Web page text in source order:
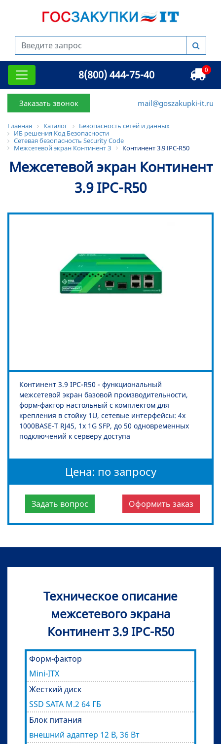
8(800) 444-75-40 0
Заказать звонок mail@goszakupki-it.ru
Главная Каталог
Безопасность сетей и данных
ИБ решения Код Безопасности
Сетевая безопасность Security Code
Межсетевой экран Континент 3
Континент 3.9 IPC-R50
Межсетевой экран Континент
3.9 IPC-R50
Континент 3.9 IPC-R50 - функциональный
межсетевой экран базовой производительности,
форм-фактор настольный с комплектом для
крепления в стойку 1U, сетевые интерфейсы: 4х
1000BASE-T RJ45, 1x 1G SFP, до 50 одновременных
подключений к серверу доступа
Цена: по запросу
Задать вопрос Оформить заказ
Техническое описание
межсетевого экрана
Континент 3.9 IPC-R50
Форм-фактор
Mini-ITX
Жесткий диск
SSD SATA M.2 64 ГБ
Блок питания
внешний адаптер 12 В, 36 Вт